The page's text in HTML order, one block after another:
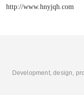
http://www.hnyjqh.com
Development, design,